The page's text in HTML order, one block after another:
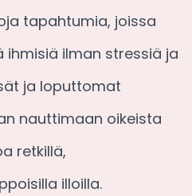
tapahtumia, joissa
ilman stressiä ja
ja loputtomat
nauttimaan oikeista
retkillä,
illoilla.